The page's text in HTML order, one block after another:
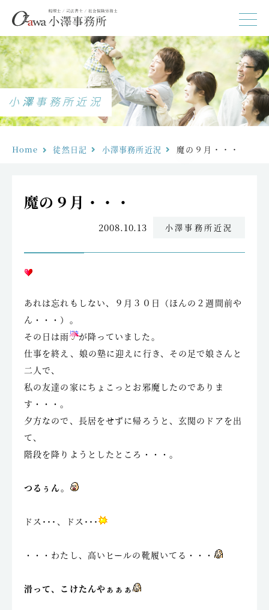
小澤事務所近況
Home 徒然日記 小澤事務所近況 魔の９月・・・
魔の９月・・・
2008.10.13 小澤事務所近況
あれは忘れもしない、９月３０日（ほんの２週間前や
ん・・・）。
その日は雨
が降っていました。
仕事を終え、娘の塾に迎えに行き、その足で娘さんと
二人で、
私の友達の家にちょこっとお邪魔したのでありま
す・・・。
夕方なので、長居をせずに帰ろうと、玄関のドアを出
て、
階段を降りようとしたところ・・・。
つるぅん。
ドス･･･、ドス･･･
・・・わたし、高いヒールの靴履いてる・・・
滑って、こけたんやぁぁぁ